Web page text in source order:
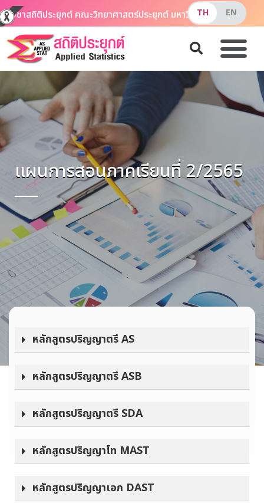
วิชาสถิติประยุกต์ คณะวิทยาศาสตร์ประยุกต์ มหาวิทยาลัยเทคโนโลยีพร
แผนการสอนภาคเรียนที่ 2/2565
หลักสูตรปริญญาตรี AS
หลักสูตรปริญญาตรี ASB
หลักสูตรปริญญาตรี SDA
หลักสูตรปริญญาโท MAST
หลักสูตรปริญญาเอก DAST